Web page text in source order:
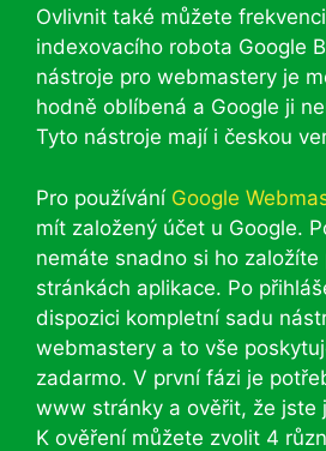
Ovlivnit také můžete
indexovacího robota Google
nástroje pro webmastery je
hodně oblíbená a Google ji
Tyto nástroje mají i českou
Pro používání Google
mít založený účet u Google.
nemáte snadno si ho založíte
stránkách aplikace. Po
dispozici kompletní sadu
webmastery a to vše
zadarmo. V první fázi je
www stránky a ověřit, že jste
K ověření můžete zvolit 4